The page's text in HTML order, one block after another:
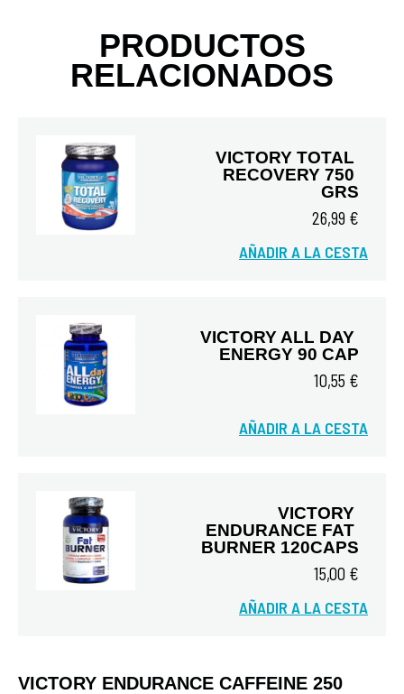
PRODUCTOS
RELACIONADOS
VICTORY TOTAL
RECOVERY 750
GRS
26,99 €
AÑADIR A LA CESTA
VICTORY ALL DAY
ENERGY 90 CAP
10,55 €
AÑADIR A LA CESTA
VICTORY
ENDURANCE FAT
BURNER 120CAPS
15,00 €
AÑADIR A LA CESTA
VICTORY ENDURANCE CAFFEINE 250